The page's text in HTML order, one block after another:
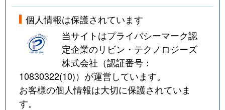
個人情報は保護されています
当サイトはプライバシーマーク認
定企業のリビン・テクノロジーズ
株式会社（認証番号：
10830322(10)）が運営しています。
お客様の個人情報は大切に保護されていま
す。